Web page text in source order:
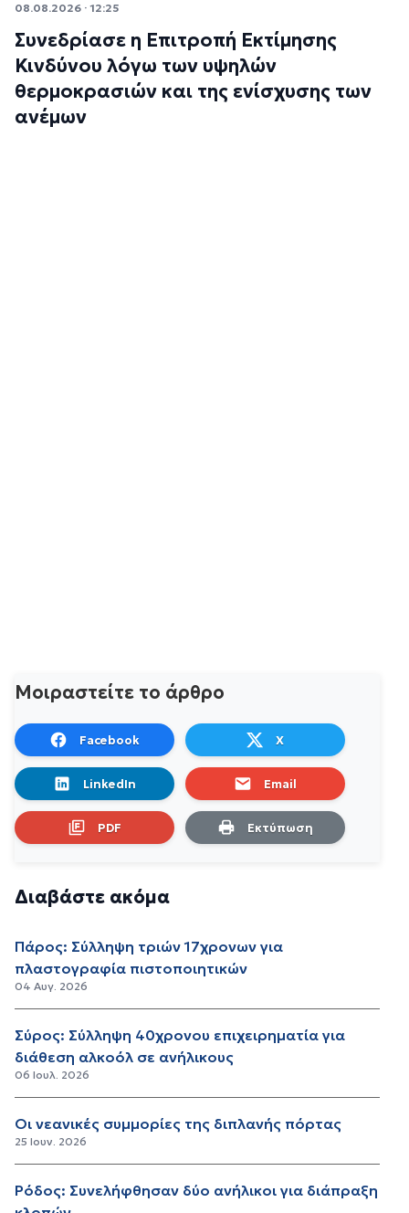
08.08.2026 · 12:25
Συνεδρίασε η Επιτροπή Εκτίμησης
Κινδύνου λόγω των υψηλών
θερμοκρασιών και της ενίσχυσης των
ανέμων
Μοιραστείτε το άρθρο
Facebook X
LinkedIn Email
PDF Εκτύπωση
Διαβάστε ακόμα
Πάρος: Σύλληψη τριών 17χρονων για
πλαστογραφία πιστοποιητικών
04 Αυγ. 2026
Σύρος: Σύλληψη 40χρονου επιχειρηματία για
διάθεση αλκοόλ σε ανήλικους
06 Ιουλ. 2026
Οι νεανικές συμμορίες της διπλανής πόρτας
25 Ιουν. 2026
Ρόδος: Συνελήφθησαν δύο ανήλικοι για διάπραξη